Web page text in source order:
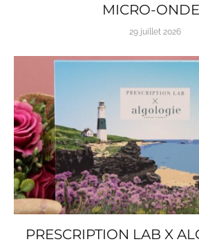
MICRO-
29 juillet 2026
PRESCRIPTION LAB X